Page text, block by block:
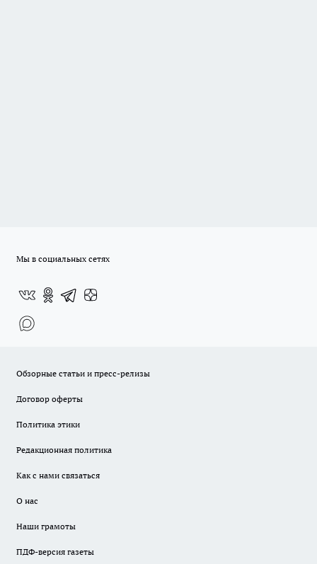
Мы в социальных сетях
Обзорные статьи и пресс-релизы
Договор оферты
Политика этики
Редакционная политика
Как с нами связаться
О нас
Наши грамоты
ПДФ-версия газеты